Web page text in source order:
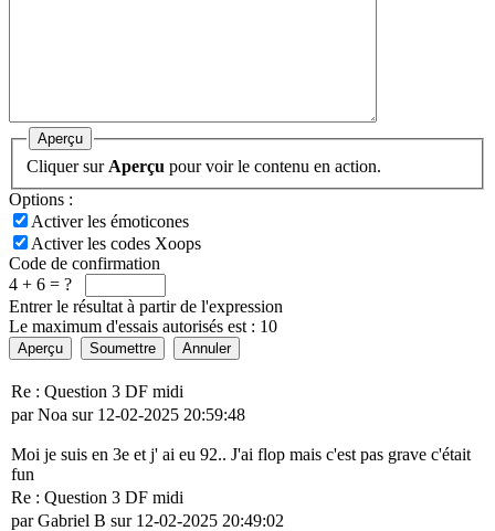
Aperçu
Cliquer sur Aperçu pour voir le contenu en action.
Options :
Activer les émoticones
Activer les codes Xoops
Code de confirmation
4 + 6 = ?
Entrer le résultat à partir de l'expression
Le maximum d'essais autorisés est : 10
Aperçu Soumettre Annuler
Re : Question 3 DF midi
par Noa sur 12-02-2025 20:59:48
Moi je suis en 3e et j' ai eu 92.. J'ai flop mais c'est pas grave c'était
fun
Re : Question 3 DF midi
par Gabriel B sur 12-02-2025 20:49:02